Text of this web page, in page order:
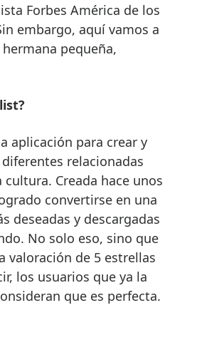
Forbes América de los
embargo, aquí vamos a
pequeña,
aplicación para crear y
relacionadas
cultura. Creada hace unos
convertirse en una
deseadas y descargadas
No solo eso, sino que
valoración de 5 estrellas
los usuarios que ya la
que es perfecta.